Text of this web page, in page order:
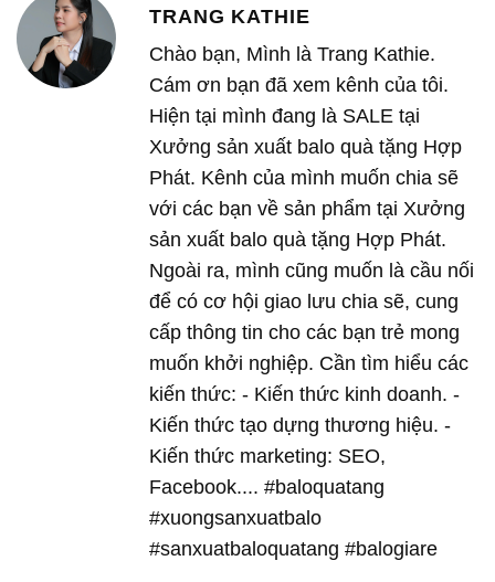
TRANG KATHIE
Chào bạn, Mình là Trang Kathie.
Cám ơn bạn đã xem kênh của tôi.
Hiện tại mình đang là SALE tại
Xưởng sản xuất balo quà tặng Hợp
Phát. Kênh của mình muốn chia sẽ
với các bạn về sản phẩm tại Xưởng
sản xuất balo quà tặng Hợp Phát.
Ngoài ra, mình cũng muốn là cầu nối
để có cơ hội giao lưu chia sẽ, cung
cấp thông tin cho các bạn trẻ mong
muốn khởi nghiệp. Cần tìm hiểu các
kiến thức: - Kiến thức kinh doanh. -
Kiến thức tạo dựng thương hiệu. -
Kiến thức marketing: SEO,
Facebook.... #baloquatang
#xuongsanxuatbalo
#sanxuatbaloquatang #balogiare